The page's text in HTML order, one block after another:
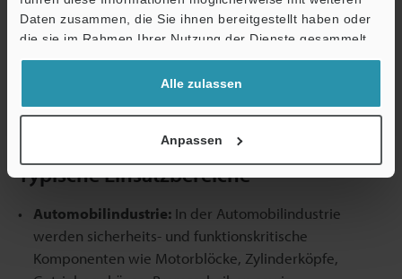
Daten zusammen, die Sie ihnen bereitgestellt haben oder
die sie im Rahmen Ihrer Nutzung der Dienste gesammelt
haben.
Alle zulassen
Anpassen
und sorgt für effiziente und ergonomische
Arbeitsabläufe.
gewährleistet einen langlebigen Betrieb und die
kontaktlose Ladefunktion minimiert den Verschleiß.
Typische Einsatzbereiche
Automobilindustrie: In der Automobilindustrie
werden sicherheits- und funktionskritische
Komponenten wie Motorblöcke, Zylinderköpfe,
Support